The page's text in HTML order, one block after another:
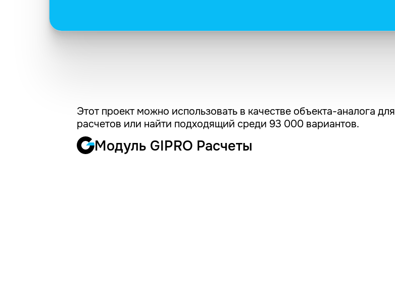
Этот проект можно использовать в качестве объекта-аналога для
расчетов или найти подходящий среди 93 000 вариантов.
Модуль GIPRO Расчеты